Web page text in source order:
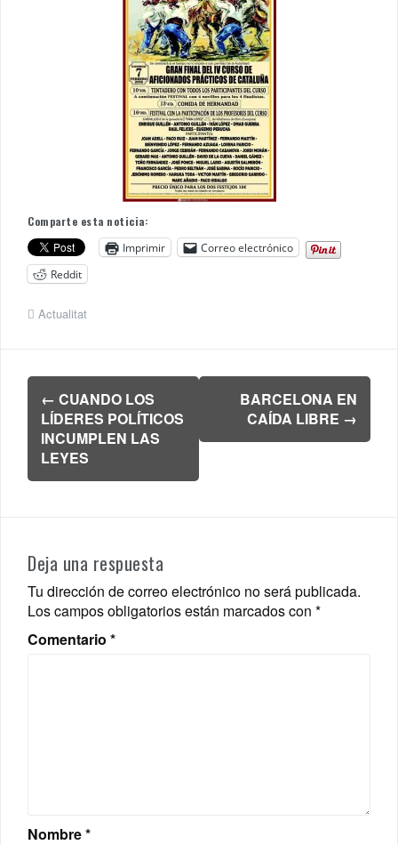
Comparte esta noticia:
Imprimir
Correo electrónico
Reddit
Actualitat
Navegación
de
entradas
← CUANDO LOS
LÍDERES POLÍTICOS
INCUMPLEN LAS
LEYES
BARCELONA EN
CAÍDA LIBRE →
Deja una respuesta
Tu dirección de correo electrónico no será publicada.
Los campos obligatorios están marcados con *
Comentario *
Nombre*